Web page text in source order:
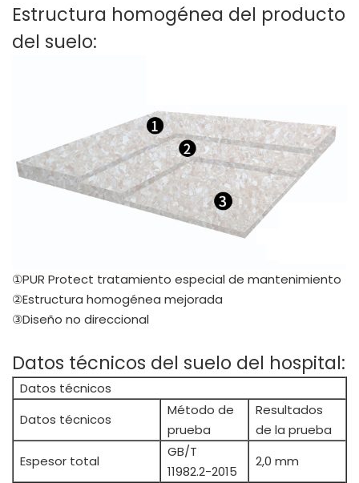
Estructura homogénea del producto
del suelo:
①PUR Protect tratamiento especial de mantenimiento
②Estructura homogénea mejorada
③Diseño no direccional
Datos técnicos del suelo del hospital:
Datos técnicos
Datos técnicos
Método de
prueba
Resultados
de la prueba
Espesor total
GB/T
11982.2-2015
2,0 mm